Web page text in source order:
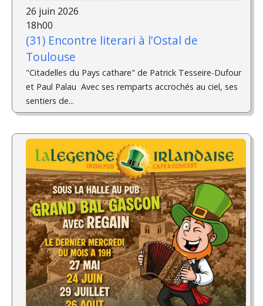
26 juin 2026
18h00
(31) Encontre literari à l'Ostal de
Toulouse
"Citadelles du Pays cathare" de Patrick Tesseire-Dufour
et Paul Palau ­ Avec ses remparts accrochés au ciel, ses
sentiers de...